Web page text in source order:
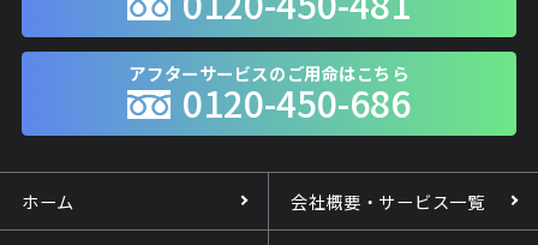
アフターサービスのご用命はこちら
0120-450-686
ホーム 会社概要・サービス一覧